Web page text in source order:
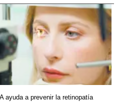
ayuda a prevenir la retinopatía